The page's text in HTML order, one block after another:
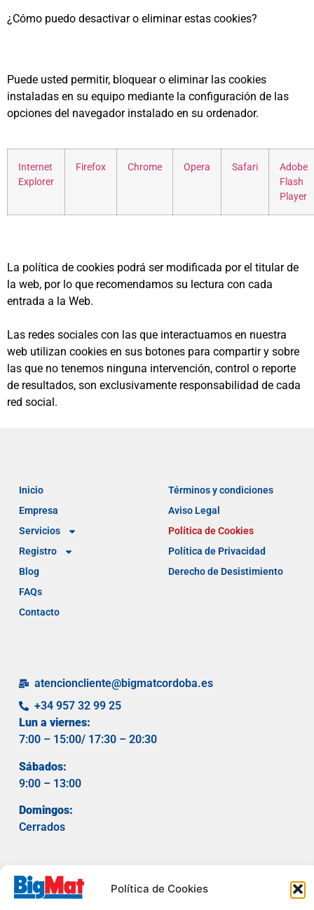
Política de Cookies
¿Cómo puedo desactivar o eliminar estas cookies?
Puede usted permitir, bloquear o eliminar las cookies
instaladas en su equipo mediante la configuración de las
opciones del navegador instalado en su ordenador.
Internet
Explorer
Firefox Chrome Opera Safari
Adobe
Flash
Player
La política de cookies podrá ser modificada por el titular de
la web, por lo que recomendamos su lectura con cada
entrada a la Web.
Las redes sociales con las que interactuamos en nuestra
web utilizan cookies en sus botones para compartir y sobre
las que no tenemos ninguna intervención, control o reporte
de resultados, son exclusivamente responsabilidad de cada
red social.
Inicio
Empresa
Servicios
Registro
Blog
FAQs
Contacto
Términos y condiciones
Aviso Legal
Política de Cookies
Política de Privacidad
Derecho de Desistimiento
atencioncliente@bigmatcordoba.es
+34 957 32 99 25
Lun a viernes:
7:00 – 15:00/ 17:30 – 20:30
Sábados:
9:00 – 13:00
Domingos:
Cerrados